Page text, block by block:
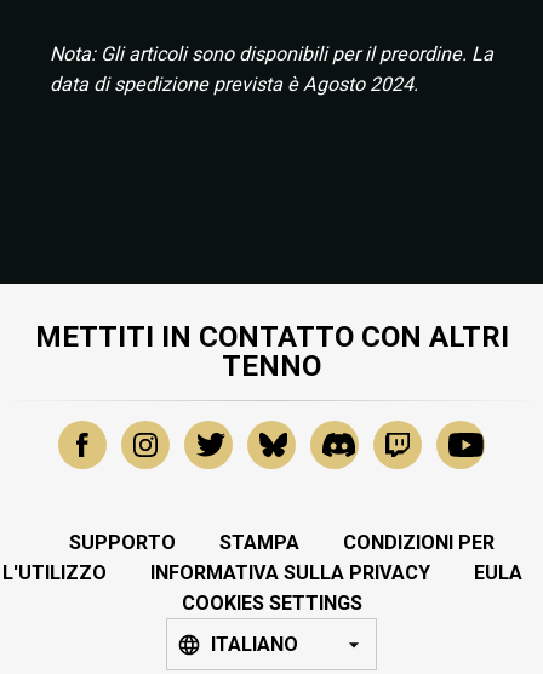
Nota: Gli articoli sono disponibili per il preordine. La
data di spedizione prevista è Agosto 2024.
METTITI IN CONTATTO CON ALTRI
TENNO
SUPPORTO STAMPA
CONDIZIONI PER
L'UTILIZZO
INFORMATIVA SULLA PRIVACY
EULA
COOKIES SETTINGS
ITALIANO